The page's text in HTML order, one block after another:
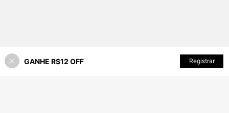
1% OFF! ADICIONAR AO CARRINHO
GANHE R$12 OFF Registrar